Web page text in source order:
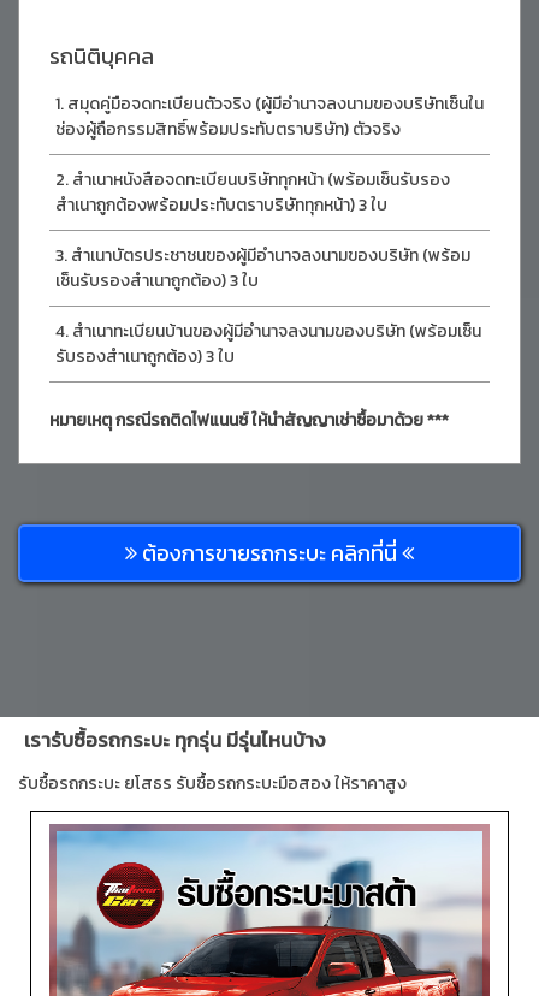
รถนิติบุคคล
สมุดคู่มือจดทะเบียนตัวจริง (ผู้มีอำนาจลงนามของบริษัทเซ็นใน
ช่องผู้ถือกรรมสิทธิ์พร้อมประทับตราบริษัท) ตัวจริง
สำเนาหนังสือจดทะเบียนบริษัททุกหน้า (พร้อมเซ็นรับรอง
สำเนาถูกต้องพร้อมประทับตราบริษัททุกหน้า) 3 ใบ
สำเนาบัตรประชาชนของผู้มีอำนาจลงนามของบริษัท (พร้อม
เซ็นรับรองสำเนาถูกต้อง) 3 ใบ
สำเนาทะเบียนบ้านของผู้มีอำนาจลงนามของบริษัท (พร้อมเซ็น
รับรองสำเนาถูกต้อง) 3 ใบ
หมายเหตุ กรณีรถติดไฟแนนซ์ ให้นำสัญญาเช่าซื้อมาด้วย ***
ต้องการขายรถกระบะ คลิกที่นี่
เรารับซื้อรถกระบะ ทุกรุ่น มีรุ่นไหนบ้าง
รับซื้อรถกระบะ ยโสธร รับซื้อรถกระบะมือสอง ให้ราคาสูง